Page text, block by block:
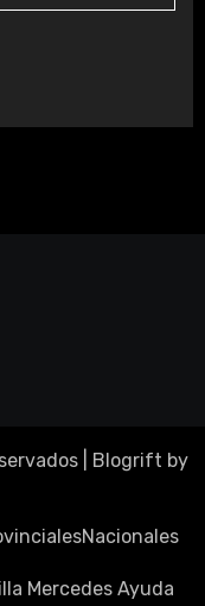
Blogrift by
Nacionales
Mercedes Ayuda